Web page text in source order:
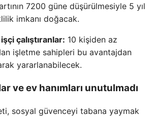
7200 güne düşürülmesiyle 5 yıl
imkanı doğacak.
çalıştıranlar: 10 kişiden az
işletme sahipleri bu avantajdan
yararlanabilecek.
ve ev hanımları unutulmadı
sosyal güvenceyi tabana yaymak